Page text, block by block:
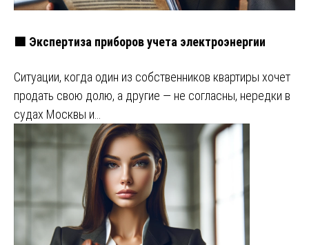
🟩 Экспертиза приборов учета электроэнергии
Ситуации, когда один из собственников квартиры хочет
продать свою долю, а другие — не согласны, нередки в
судах Москвы и…